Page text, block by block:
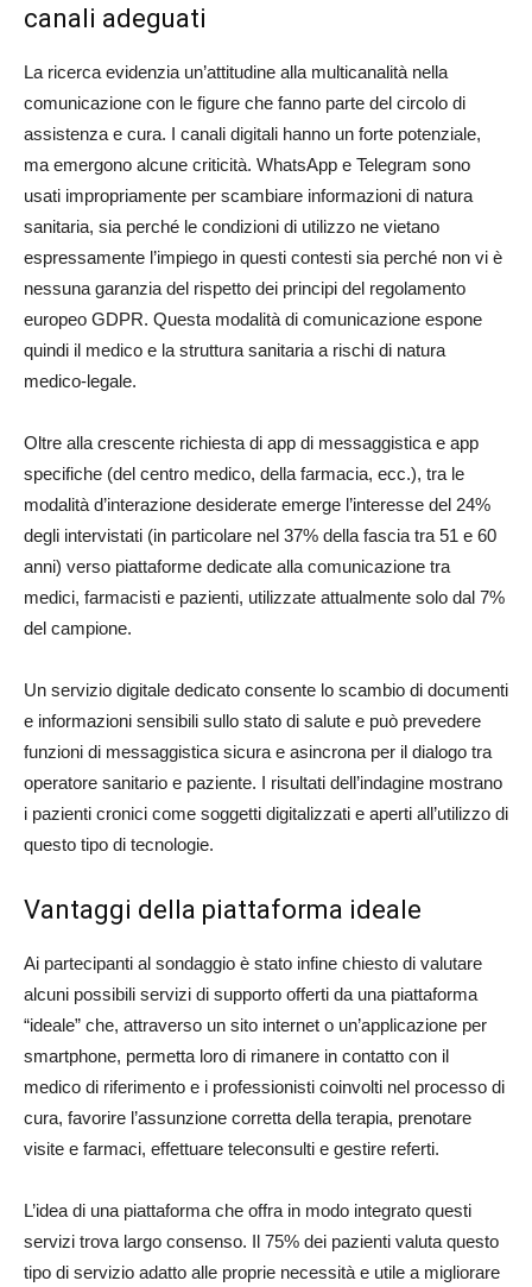
canali adeguati
La ricerca evidenzia un’attitudine alla multicanalità nella
comunicazione con le figure che fanno parte del circolo di
assistenza e cura. I canali digitali hanno un forte potenziale,
ma emergono alcune criticità. WhatsApp e Telegram sono
usati impropriamente per scambiare informazioni di natura
sanitaria, sia perché le condizioni di utilizzo ne vietano
espressamente l’impiego in questi contesti sia perché non vi è
nessuna garanzia del rispetto dei principi del regolamento
europeo GDPR. Questa modalità di comunicazione espone
quindi il medico e la struttura sanitaria a rischi di natura
medico-legale.
Oltre alla crescente richiesta di app di messaggistica e app
specifiche (del centro medico, della farmacia, ecc.), tra le
modalità d’interazione desiderate emerge l’interesse del 24%
degli intervistati (in particolare nel 37% della fascia tra 51 e 60
anni) verso piattaforme dedicate alla comunicazione tra
medici, farmacisti e pazienti, utilizzate attualmente solo dal 7%
del campione.
Un servizio digitale dedicato consente lo scambio di documenti
e informazioni sensibili sullo stato di salute e può prevedere
funzioni di messaggistica sicura e asincrona per il dialogo tra
operatore sanitario e paziente. I risultati dell’indagine mostrano
i pazienti cronici come soggetti digitalizzati e aperti all’utilizzo di
questo tipo di tecnologie.
Vantaggi della piattaforma ideale
Ai partecipanti al sondaggio è stato infine chiesto di valutare
alcuni possibili servizi di supporto offerti da una piattaforma
“ideale” che, attraverso un sito internet o un’applicazione per
smartphone, permetta loro di rimanere in contatto con il
medico di riferimento e i professionisti coinvolti nel processo di
cura, favorire l’assunzione corretta della terapia, prenotare
visite e farmaci, effettuare teleconsulti e gestire referti.
L’idea di una piattaforma che offra in modo integrato questi
servizi trova largo consenso. Il 75% dei pazienti valuta questo
tipo di servizio adatto alle proprie necessità e utile a migliorare